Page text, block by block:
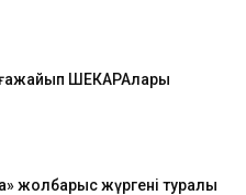
ШЕКАРАлары
жолбарыс жүргені туралы